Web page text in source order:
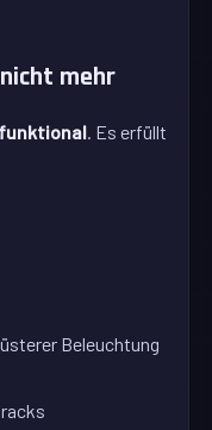
mehr
funktional. Es erfüllt
Beleuchtung